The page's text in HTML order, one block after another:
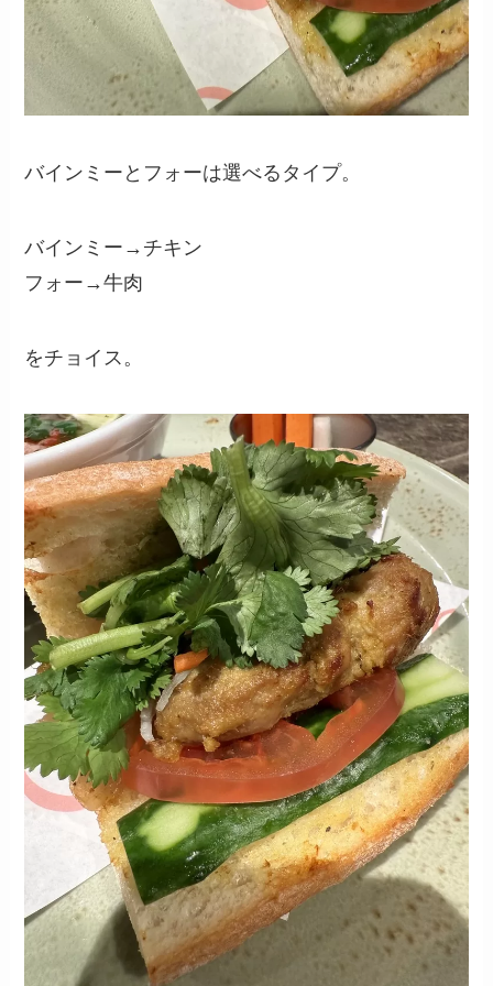
バインミーとフォーは選べるタイプ。
バインミー→チキン
フォー→牛肉
をチョイス。